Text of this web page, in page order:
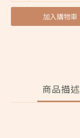
加入購物車
商品描述